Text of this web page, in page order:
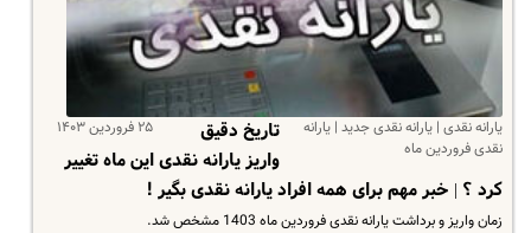
یارانه نقدی | یارانه نقدی جدید | یارانه
نقدی فروردین ماه
۲۵ فروردین ۱۴۰۳
تاریخ دقیق
واریز یارانه نقدی این ماه تغییر
کرد ؟ | خبر مهم برای همه افراد یارانه نقدی بگیر !
زمان واریز و برداشت یارانه نقدی فروردین ماه 1403 مشخص شد.